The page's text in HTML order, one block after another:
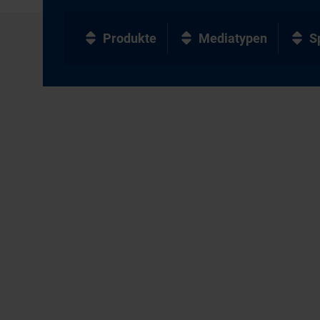
Produkte Mediatypen